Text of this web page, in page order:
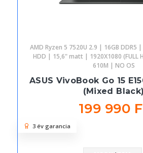
AMD Ryzen 5 7520U 2.9 | 16GB DDR5
HDD | 15,6" matt | 1920X1080 (FULL
610M | NO OS
ASUS VivoBook Go 15
(Mixed Black)
199 990
3 év garancia